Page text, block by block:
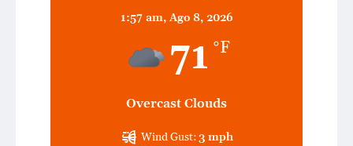
1:57 am, Ago 8, 2026
71 °F
Overcast Clouds
Wind Gust:3 mph